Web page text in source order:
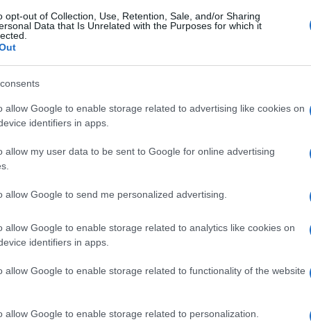
opt-out of Collection, Use, Retention, Sale, and/or Sharing
Data that Is Unrelated with the Purposes for which it
allow Google to enable storage related to advertising like cookies on
identifiers in apps.
allow my user data to be sent to Google for online advertising
allow Google to send me personalized advertising.
allow Google to enable storage related to analytics like cookies on
identifiers in apps.
allow Google to enable storage related to functionality of the website
allow Google to enable storage related to personalization.
un ritardo preoccupante rispetto agli Stati Uniti. Il
sono significativamente inferiori a quelli
2020. Attualmente, l’occupazione della forza
a quella degli Stati Uniti. Questo non significa solo